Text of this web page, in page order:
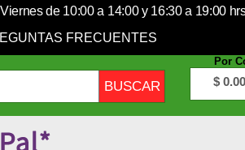
de 10:00 a 14:00 y 16:30 a 19:00
FRECUENTES
Por
$ 0.00